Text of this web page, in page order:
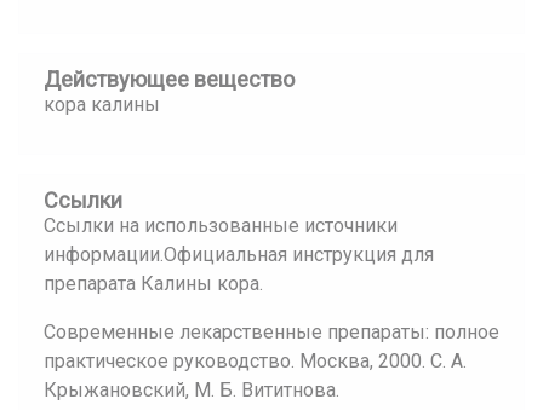
Действующее вещество
кора калины
Ссылки
Ссылки на использованные источники
информации.Официальная инструкция для
препарата Калины кора.
Современные лекарственные препараты: полное
практическое руководство. Москва, 2000. С. А.
Крыжановский, М. Б. Вититнова.